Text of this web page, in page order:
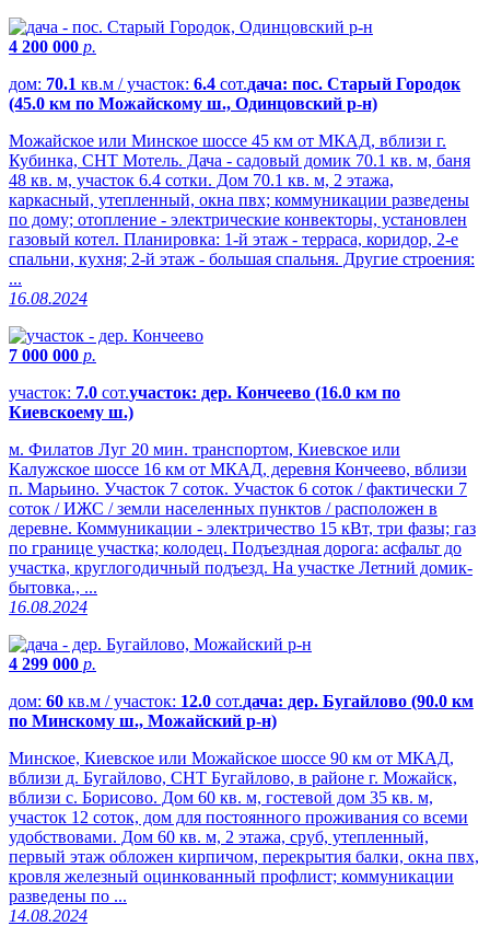
4 200 000 р.
дом: 70.1 кв.м / участок: 6.4 сот.дача: пос. Старый Городок
(45.0 км по Можайскому ш., Одинцовский р-н)
Можайское или Минское шоссе 45 км от МКАД, вблизи г.
Кубинка, СНТ Мотель. Дача - садовый домик 70.1 кв. м, баня
48 кв. м, участок 6.4 сотки. Дом 70.1 кв. м, 2 этажа,
каркасный, утепленный, окна пвх; коммуникации разведены
по дому; отопление - электрические конвекторы, установлен
газовый котел. Планировка: 1-й этаж - терраса, коридор, 2-е
спальни, кухня; 2-й этаж - большая спальня. Другие строения:
...
16.08.2024
7 000 000 р.
участок: 7.0 сот.участок: дер. Кончеево (16.0 км по
Киевскоему ш.)
м. Филатов Луг 20 мин. транспортом, Киевское или
Калужское шоссе 16 км от МКАД, деревня Кончеево, вблизи
п. Марьино. Участок 7 соток. Участок 6 соток / фактически 7
соток / ИЖС / земли населенных пунктов / расположен в
деревне. Коммуникации - электричество 15 кВт, три фазы; газ
по границе участка; колодец. Подъездная дорога: асфальт до
участка, круглогодичный подъезд. На участке Летний домик-
бытовка., ...
16.08.2024
4 299 000 р.
дом: 60 кв.м / участок: 12.0 сот.дача: дер. Бугайлово (90.0 км
по Минскому ш., Можайский р-н)
Минское, Киевское или Можайское шоссе 90 км от МКАД,
вблизи д. Бугайлово, СНТ Бугайлово, в районе г. Можайск,
вблизи с. Борисово. Дом 60 кв. м, гостевой дом 35 кв. м,
участок 12 соток, дом для постоянного проживания со всеми
удобствовами. Дом 60 кв. м, 2 этажа, сруб, утепленный,
первый этаж обложен кирпичом, перекрытия балки, окна пвх,
кровля железный оцинкованный профлист; коммуникации
разведены по ...
14.08.2024